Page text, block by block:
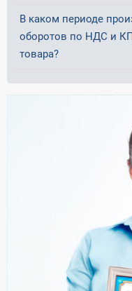
В каком периоде
оборотов по НДС и
товара?